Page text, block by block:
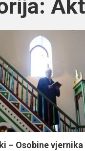
– Osobine vjernika